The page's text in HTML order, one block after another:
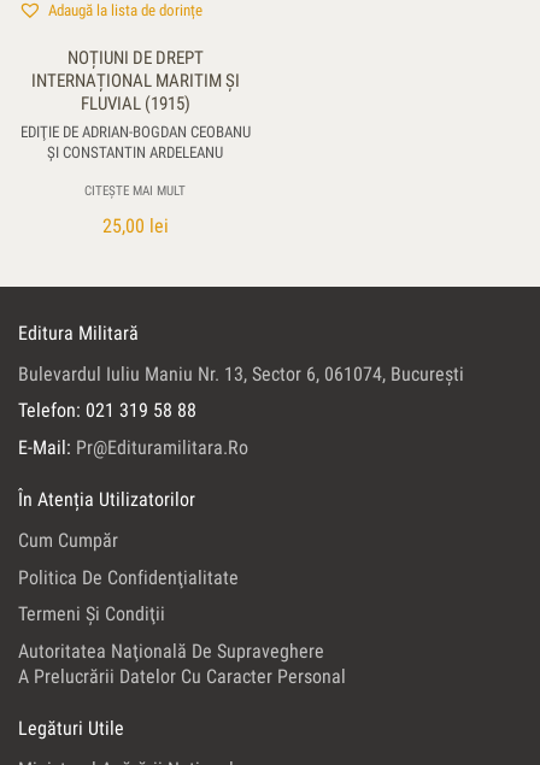
Adaugă la lista de dorințe
NOȚIUNI DE DREPT
INTERNAȚIONAL MARITIM ȘI
FLUVIAL (1915)
EDIŢIE DE ADRIAN-BOGDAN CEOBANU
ŞI CONSTANTIN ARDELEANU
CITEȘTE MAI MULT
25,00 lei
Editura Militară
Bulevardul Iuliu Maniu Nr. 13, Sector 6, 061074, Bucureşti
Telefon: 021 319 58 88
E-Mail: Pr@edituramilitara.ro
În Atenția Utilizatorilor
Cum Cumpăr
Politica De Confidenţialitate
Termeni Şi Condiţii
Autoritatea Naţională De Supraveghere
A Prelucrării Datelor Cu Caracter Personal
Legături Utile